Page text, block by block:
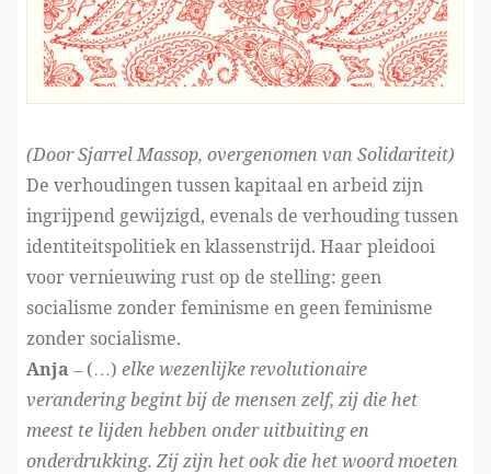
(Door Sjarrel Massop, overgenomen van Solidariteit)
De verhoudingen tussen kapitaal en arbeid zijn
ingrijpend gewijzigd, evenals de verhouding tussen
identiteitspolitiek en klassenstrijd. Haar pleidooi
voor vernieuwing rust op de stelling: geen
socialisme zonder feminisme en geen feminisme
zonder socialisme.
Anja – (…) elke wezenlijke revolutionaire
verandering begint bij de mensen zelf, zij die het
meest te lijden hebben onder uitbuiting en
onderdrukking. Zij zijn het ook die het woord moeten